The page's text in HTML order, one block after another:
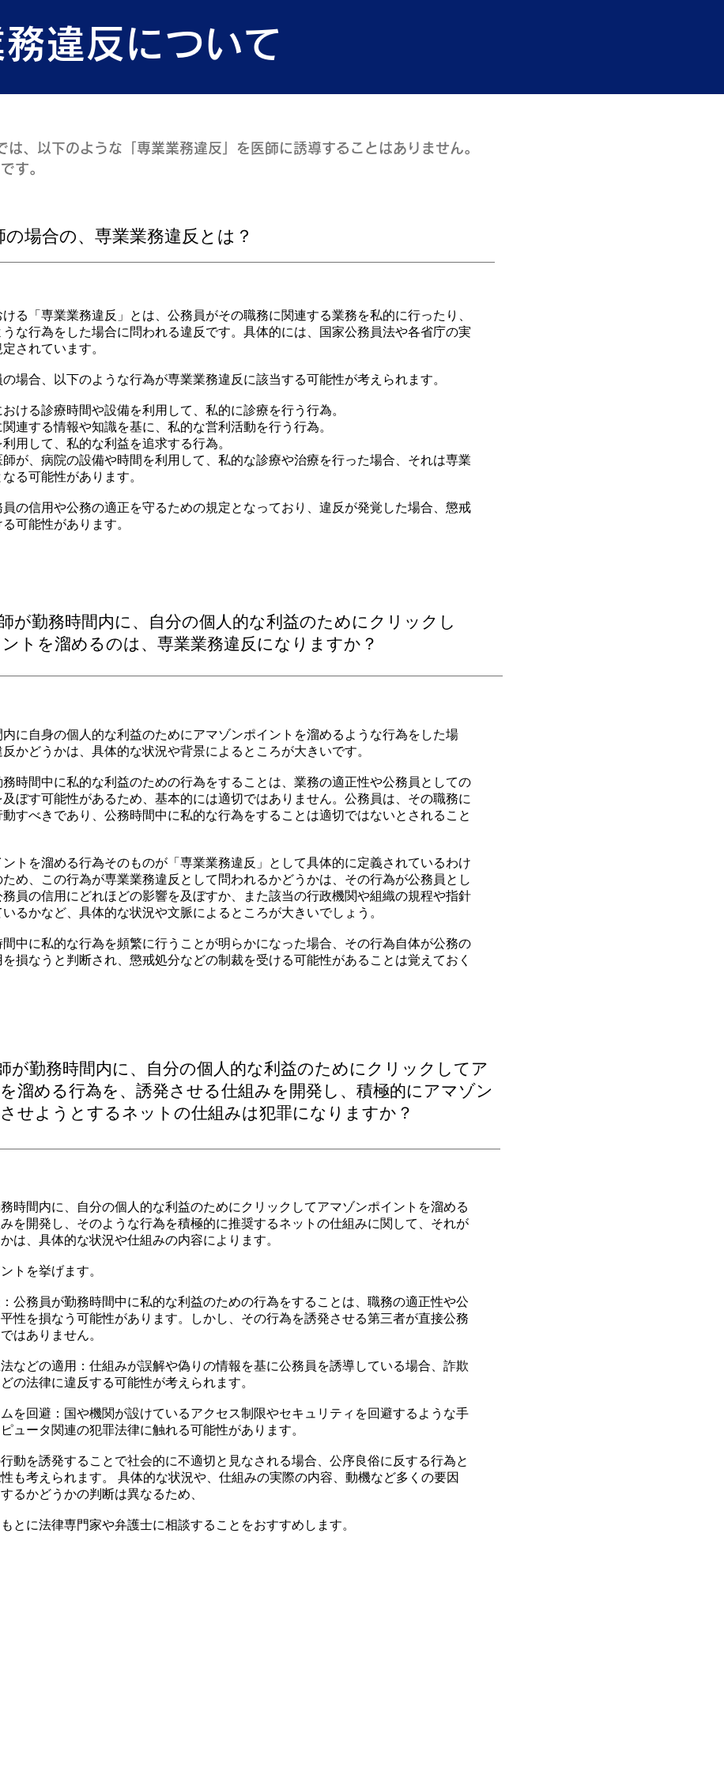
違反について
、以下のような「専業業務違反」を医師に誘導することはありません。
す。
の場合の、専業業務違反とは？
る「専業業務違反」とは、公務員がその職務に関連する業務を私的に行ったり、
な行為をした場合に問われる違反です。具体的には、国家公務員法や各省庁の実
されています。
場合、以下のような行為が専業業務違反に該当する可能性が考えられます。
ける診療時間や設備を利用して、私的に診療を行う行為。
連する情報や知識を基に、私的な営利活動を行う行為。
用して、私的な利益を追求する行為。
が、病院の設備や時間を利用して、私的な診療や治療を行った場合、それは専業
る可能性があります。
の信用や公務の適正を守るための規定となっており、違反が発覚した場合、懲戒
可能性があります。
が勤務時間内に、自分の個人的な利益のためにクリックし
トを溜めるのは、専業業務違反になりますか？
に自身の個人的な利益のためにアマゾンポイントを溜めるような行為をした場
かどうかは、具体的な状況や背景によるところが大きいです。
時間中に私的な利益のための行為をすることは、業務の適正性や公務員としての
ぼす可能性があるため、基本的には適切ではありません。公務員は、その職務に
すべきであり、公務時間中に私的な行為をすることは適切ではないとされること
トを溜める行為そのものが「専業業務違反」として具体的に定義されているわけ
め、この行為が専業業務違反として問われるかどうかは、その行為が公務員とし
員の信用にどれほどの影響を及ぼすか、また該当の行政機関や組織の規程や指針
るかなど、具体的な状況や文脈によるところが大きいでしょう。
中に私的な行為を頻繁に行うことが明らかになった場合、その行為自体が公務の
損なうと判断され、懲戒処分などの制裁を受ける可能性があることは覚えておく
が勤務時間内に、自分の個人的な利益のためにクリックしてア
溜める行為を、誘発させる仕組みを開発し、積極的にアマゾン
せようとするネットの仕組みは犯罪になりますか？
時間内に、自分の個人的な利益のためにクリックしてアマゾンポイントを溜める
を開発し、そのような行為を積極的に推奨するネットの仕組みに関して、それが
は、具体的な状況や仕組みの内容によります。
トを挙げます。
公務員が勤務時間中に私的な利益のための行為をすることは、職務の適正性や公
性を損なう可能性があります。しかし、その行為を誘発させる第三者が直接公務
はありません。
などの適用：仕組みが誤解や偽りの情報を基に公務員を誘導している場合、詐欺
の法律に違反する可能性が考えられます。
を回避：国や機関が設けているアクセス制限やセキュリティを回避するような手
ュータ関連の犯罪法律に触れる可能性があります。
動を誘発することで社会的に不適切と見なされる場合、公序良俗に反する行為と
も考えられます。 具体的な状況や、仕組みの実際の内容、動機など多くの要因
るかどうかの判断は異なるため、
とに法律専門家や弁護士に相談することをおすすめします。